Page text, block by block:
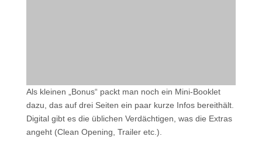
Als kleinen „Bonus“ packt man noch ein Mini-Booklet
dazu, das auf drei Seiten ein paar kurze Infos bereithält.
Digital gibt es die üblichen Verdächtigen, was die Extras
angeht (Clean Opening, Trailer etc.).